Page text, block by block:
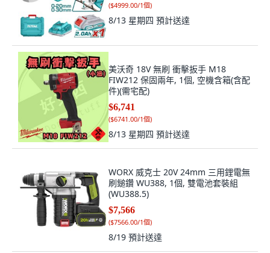
($4999.00/1個)
8/13 星期四 預計送達
美沃奇 18V 無刷 衝擊扳手 M18
FIW212 保固兩年, 1個, 空機含箱(含配
件)(需宅配)
$6,741
($6741.00/1個)
8/13 星期四 預計送達
WORX 威克士 20V 24mm 三用鋰電無
刷鎚鑽 WU388, 1個, 雙電池套裝組
(WU388.5)
$7,566
($7566.00/1個)
8/19 預計送達